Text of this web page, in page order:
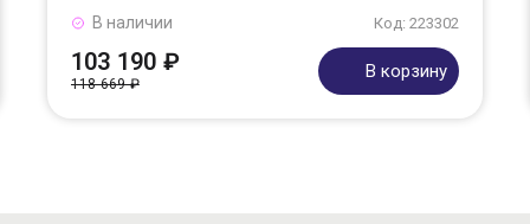
Код: 223302
В наличии
103 190 ₽
118 669 ₽
В корзину